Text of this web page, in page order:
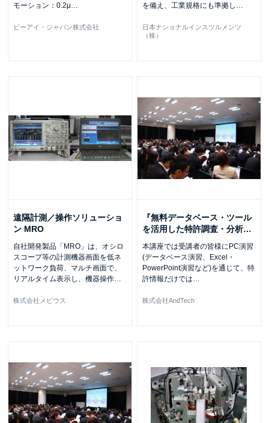
モーション：0.2μ
ピーアイ・ジャパン株式会社
を備え、工業規格にも準拠し
日本ナショナルインスツルメンツ
（株）
遠隔計測／操作ソリューショ
ン MRO
自社開発製品「MRO」は、オシロ
スコープ等の計測機器画面を低ネ
ットワーク負荷、マルチ画面で、
リアルタイム表示し、機器操作…
株式会社メビウス
『無料データベース・ツール
を活用した特許調査・分析…
本講座では受講者の皆様にPC演習
(データベース演習、Excel・
PowerPoint演習など)を通じて、特
許情報だけでは…
株式会社AndTech